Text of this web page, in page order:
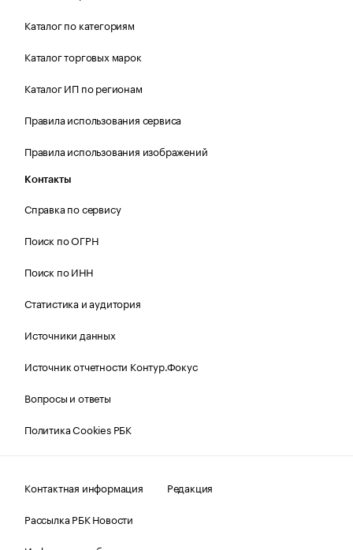
Каталог по категориям
Каталог торговых марок
Каталог ИП по регионам
Правила использования сервиса
Правила использования изображений
Контакты
Справка по сервису
Поиск по ОГРН
Поиск по ИНН
Статистика и аудитория
Источники данных
Источник отчетности Контур.Фокус
Вопросы и ответы
Политика Cookies РБК
Контактная информация
Редакция
Рассылка РБК Новости